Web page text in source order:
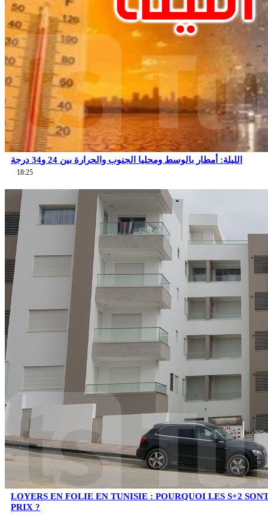
الليلة: أمطار بالوسط ومحليا الجنوب والحرارة بين 24 و34 درجة
18:25
LOYERS EN FOLIE EN TUNISIE : POURQUOI LES S+2
PRIX ?